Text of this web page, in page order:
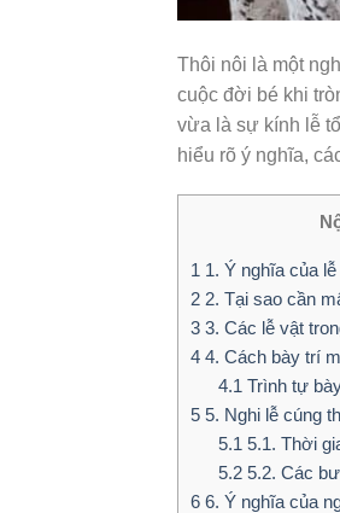
Thôi nôi là một
cuộc đời bé khi
vừa là sự kính lễ
hiểu rõ ý nghĩa,
1 1. Ý nghĩa của
2 2. Tại sao cần
3 3. Các lễ vật
4 4. Cách bày trí
4.1 Trình tự
5 5. Nghi lễ cúng
5.1 5.1. Thời
5.25.2. Các
6 6. Ý nghĩa của